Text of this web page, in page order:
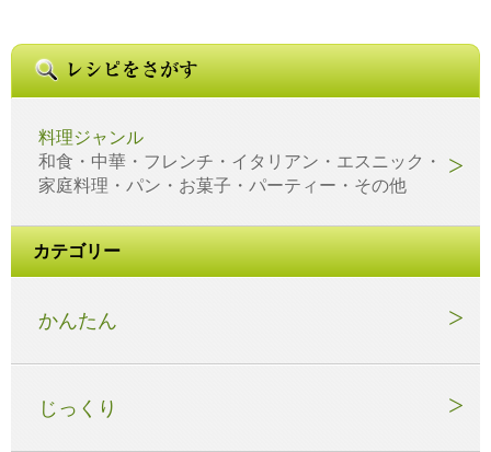
料理ジャンル
和食・中華・フレンチ・イタリアン・エスニック・
家庭料理・パン・お菓子・パーティー・その他
カテゴリー
かんたん
じっくり